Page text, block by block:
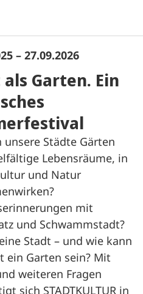
– 27.09.2026
Garten. Ein
unsere Städte Gärten
Lebensräume, in
und Natur
mit
und Schwammstadt?
Stadt – und wie kann
ein Garten sein? Mit
weiteren Fragen
sich STADTKULTUR in